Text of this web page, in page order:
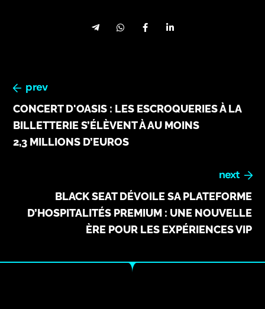
prev
CONCERT D'OASIS : LES ESCROQUERIES À LA
BILLETTERIE S’ÉLÈVENT À AU MOINS
2,3 MILLIONS D’EUROS
next
BLACK SEAT DÉVOILE SA PLATEFORME
D’HOSPITALITÉS PREMIUM : UNE NOUVELLE
ÈRE POUR LES EXPÉRIENCES VIP